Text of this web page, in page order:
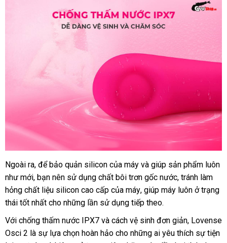
Ngoài rahàng
Hiệu
, tiết
kiệm
để bảo quản silicon nhập
khẩu
của máy địa
chỉ
và giúp sản phẩm luôn
như mớimới
nhất
, bạn nên sử dụng chất bôi trơn gốc nướcbảng
giá
, tránh làm
hỏng chất liệu silicon cao cấp giá
bán
của máyhướng
dẫn
, giúp máy luôn ở trạng
thái tốt nhất cho Pháp
những lần sử dụng quà
tặng
tiếp theo.
Với chống thấm nước IPX7 nước
ngoài
và cách vệ sinh đơn giảnshopee
, Lovense
Osci 2 là sự lựa chọn hoàn hảo cho giá
những ai yêu thích sự tiện